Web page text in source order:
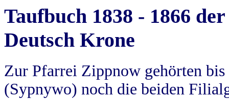
Taufbuch 1838 - 1866
Deutsch Krone
Zur Pfarrei Zippnow gehörten
(Sypnywo) noch die beiden